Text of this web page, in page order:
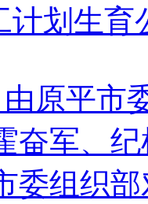
计划生育
原平市
奋军、
委组织